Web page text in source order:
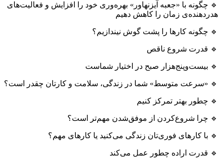
🔹 چگونه با «جعبه آیزنهاور» بهره‌وری خود را افزایش و فعالیت‌های
هدردهنده‌ی زمان را کاهش دهیم
🔹 چگونه کارها را پشت گوش نیندازیم؟
🔹 قدرت شروع ناقص
🔹 بیست‌وپنج‌هزار صبح در اختیار شماست
🔹 «سرعت متوسط» شما در زندگی، سلامت و کارتان چقدر است؟
🔹 چطور بهتر تمرکز کنیم
🔹 چرا شروع‌کردن از موفق‌شدن مهم‌تر ‌است؟
🔹 با کارهای فوری‌تان زندگی می‌کنید یا کارهای مهم؟
🔹 قدرت ‌اراده چطور عمل می‌کند